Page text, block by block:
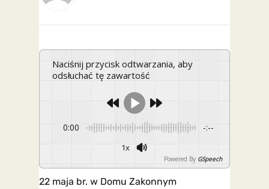
Naciśnij przycisk odtwarzania, aby
odsłuchać tę zawartość
0:00 -:--
1x
Powered By GSpeech
22 maja br. w Domu Zakonnym